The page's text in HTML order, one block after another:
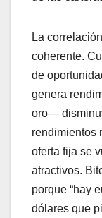
La
coherente.
de
genera
oro—
rendimientos
oferta fija se
atractivos.
porque “hay
dólares que